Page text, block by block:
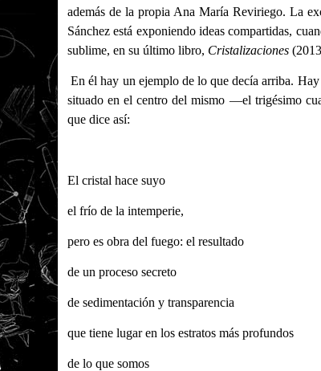
además de la propia Ana María Reviriego. La
Sánchez está exponiendo ideas compartidas,
sublime, en su último libro, Cristalizaciones
En él hay un ejemplo de lo que decía arriba.
situado en el centro del mismo —el trigésimo
que dice así:
El cristal hace suyo
el frío de la intemperie,
pero es obra del fuego: el resultado
de un proceso secreto
de sedimentación y transparencia
que tiene lugar en los estratos más profundos
de lo que somos